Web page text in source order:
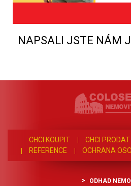
NAPSALI JSTE NÁM
CHCI KOUPIT CHCI PRODAT
REFERENCE
OCHRANA
ODHAD